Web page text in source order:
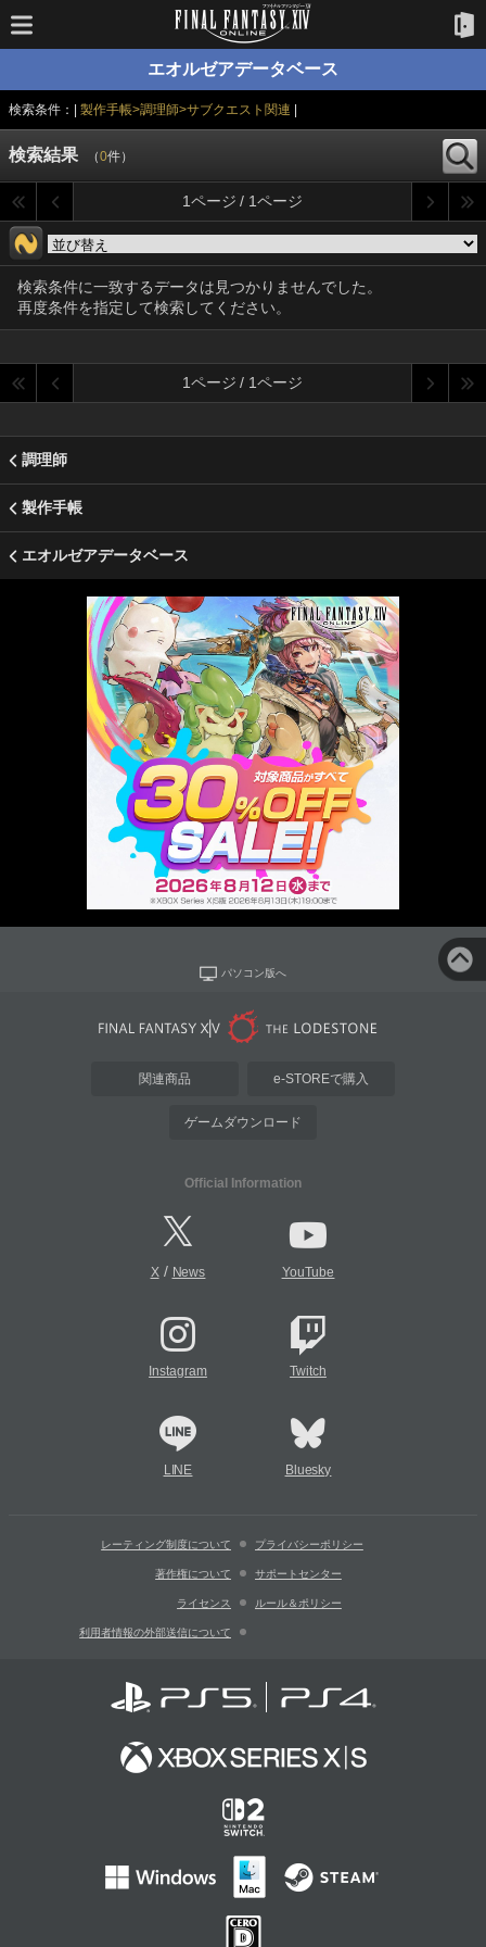
エオルゼアデータベース
検索条件：| 製作手帳>調理師>サブクエスト関連
検索結果 （0件）
1ページ / 1ページ
検索条件に一致するデータは見つかりませんでした。
再度条件を指定して検索してください。
1ページ / 1ページ
調理師
製作手帳
エオルゼアデータベース
パソコン版へ
関連商品 e-STOREで購入
ゲームダウンロード
Official Information
X/ News YouTube
Instagram Twitch
LINE Bluesky
レーティング制度について プライバシーポリシー
著作権について サポートセンター
ライセンス ルール＆ポリシー
利用者情報の外部送信について